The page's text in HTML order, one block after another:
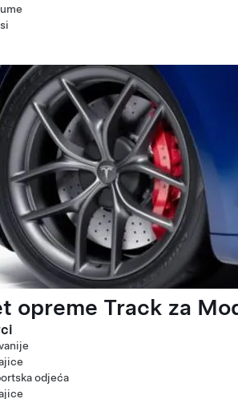
opreme Track za
odjeća